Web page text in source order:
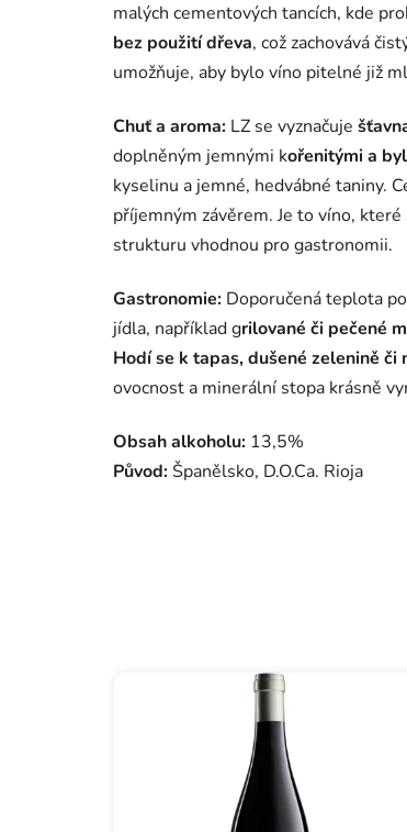
malých cementových tancích, kde
bez použití dřeva, což zachovává
umožňuje, aby bylo víno pitelné již
Chuť a aroma: LZ se vyznačuje
doplněným jemnými kořenitými a
kyselinu a jemné, hedvábné taniny.
příjemným závěrem. Je to víno,
strukturu vhodnou pro gastronomii.
Gastronomie: Doporučená teplota
jídla, například grilované či pečené
Hodí se k tapas, dušené zelenině
ovocnost a minerální stopa krásně
Obsah alkoholu: 13,5%
Původ:Španělsko, D.O.Ca. Rioja